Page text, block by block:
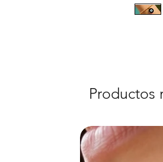
Productos